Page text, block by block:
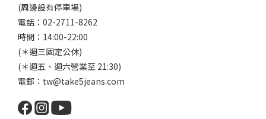
(周邊設有停車場)
電話：02-2711-8262
時間：14:00-22:00
(＊週三固定公休)
(＊週五、週六營業至 21:30)
電郵：tw@take5jeans.com